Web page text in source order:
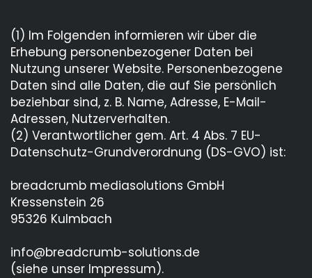
(1) Im Folgenden informieren wir über die
Erhebung personenbezogener Daten bei
Nutzung unserer Website. Personenbezogene
Daten sind alle Daten, die auf Sie persönlich
beziehbar sind, z. B. Name, Adresse, E-Mail-
Adressen, Nutzerverhalten.
(2) Verantwortlicher gem. Art. 4 Abs. 7 EU-
Datenschutz-Grundverordnung (DS-GVO) ist:
breadcrumb mediasolutions GmbH
Kressenstein 26
95326 Kulmbach
info@breadcrumb-solutions.de
(siehe unser Impressum).